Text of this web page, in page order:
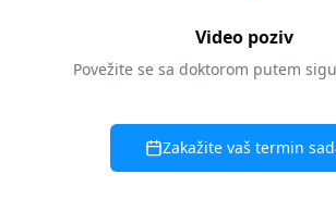
Video poziv
Povežite se sa doktorom putem
Zakažite vaš termin